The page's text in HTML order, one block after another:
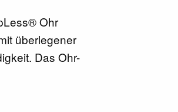
Ohr
überlegener
Das Ohr-